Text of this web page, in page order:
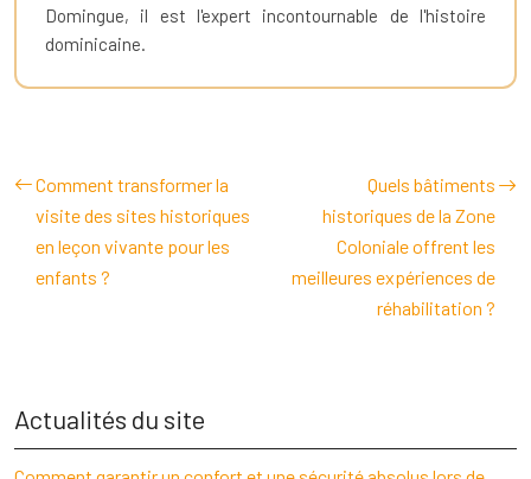
Domingue, il est l'expert incontournable de l'histoire
dominicaine.
Comment transformer la
visite des sites historiques
en leçon vivante pour les
enfants ?
Quels bâtiments
historiques de la Zone
Coloniale offrent les
meilleures expériences de
réhabilitation ?
Actualités du site